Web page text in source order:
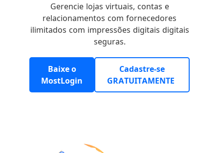
Gerencie lojas virtuais, contas e
relacionamentos com fornecedores
ilimitados com impressões digitais digitais
seguras.
Baixe o
MostLogin
Cadastre-se
GRATUITAMENTE